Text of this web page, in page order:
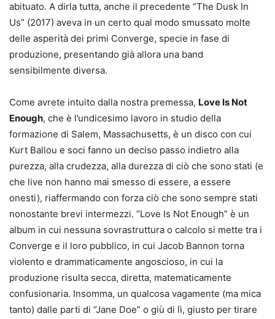
abituato. A dirla tutta, anche il precedente “The Dusk In
Us” (2017) aveva in un certo qual modo smussato molte
delle asperità dei primi Converge, specie in fase di
produzione, presentando già allora una band
sensibilmente diversa.
Come avrete intuito dalla nostra premessa, Love Is Not
Enough, che è l’undicesimo lavoro in studio della
formazione di Salem, Massachusetts, è un disco con cui
Kurt Ballou e soci fanno un deciso passo indietro alla
purezza, alla crudezza, alla durezza di ciò che sono stati (e
che live non hanno mai smesso di essere, a essere
onesti), riaffermando con forza ciò che sono sempre stati
nonostante brevi intermezzi. “Love Is Not Enough” è un
album in cui nessuna sovrastruttura o calcolo si mette tra i
Converge e il loro pubblico, in cui Jacob Bannon torna
violento e drammaticamente angoscioso, in cui la
produzione risulta secca, diretta, matematicamente
confusionaria. Insomma, un qualcosa vagamente (ma mica
tanto) dalle parti di “Jane Doe” o giù di lì, giusto per tirare